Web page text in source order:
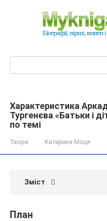
Характеристика
Тургенєва «Батьки і
по темі
Твори Катерина Моця
Зміст
План